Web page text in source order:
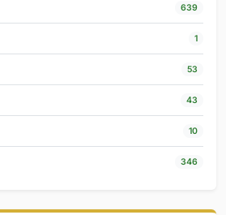
639
1
53
43
10
346